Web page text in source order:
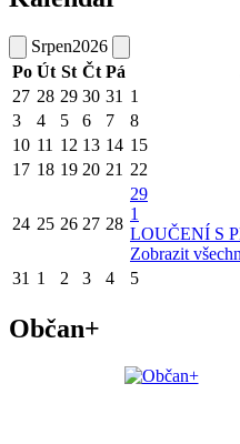
Srpen2026
Po Út St Čt Pá
27 28 29 30 31 1
3
4 5 6 7 8
10 11 12 13 14 15
17 18 19 20 21 22
24 25 26 27 28
29
1
LOUČENÍ S
Zobrazit
31 1 2 3 4 5
Občan+